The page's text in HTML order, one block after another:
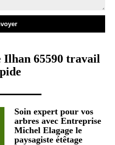
Ilhan 65590 travail
Soin expert pour vos
arbres avec Entreprise
Michel Elagage le
paysagiste étêtage